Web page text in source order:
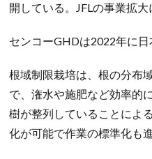
開している。JFLの事業拡
センコーGHDは2022年に日
根域制限栽培は、根の分布
で、潅水や施肥など効率的
樹が整列していることによ
化が可能で作業の標準化も